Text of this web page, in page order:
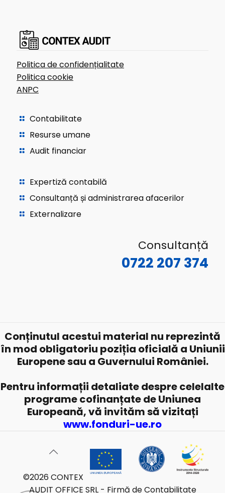
Politica de confidențialitate
Politica cookie
ANPC
Contabilitate
Resurse umane
Audit financiar
Expertiză contabilă
Consultanță și administrarea afacerilor
Externalizare
Consultanță
0722 207 374
Conținutul acestui material nu reprezintă
în mod obligatoriu poziția oficială a Uniunii
Europene sau a Guvernului României.
Pentru informații detaliate despre celelalte
programe cofinanțate de Uniunea
Europeană, vă invităm să vizitați
www.fonduri-ue.ro
©2026 CONTEX
AUDIT OFFICE SRL - Firmă de Contabilitate